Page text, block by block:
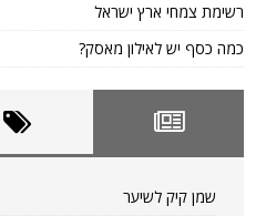
רשימת צמחי ארץ ישראל
כמה כסף יש לאילון מאסק?
שמן קיק לשיער